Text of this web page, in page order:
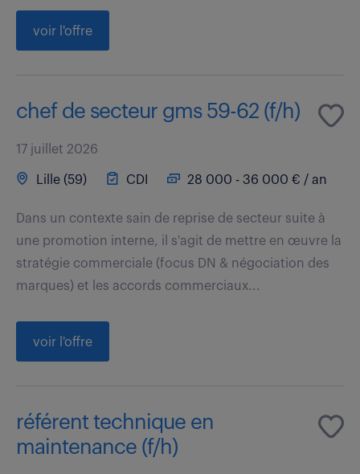
voir l'offre
chef de secteur gms 59-62 (f/h)
17 juillet 2026
Lille (59) CDI 28 000 - 36 000 € / an
Dans un contexte sain de reprise de secteur suite à
une promotion interne, il s'agit de mettre en œuvre la
stratégie commerciale (focus DN & négociation des
marques) et les accords commerciaux...
voir l'offre
référent technique en
maintenance (f/h)